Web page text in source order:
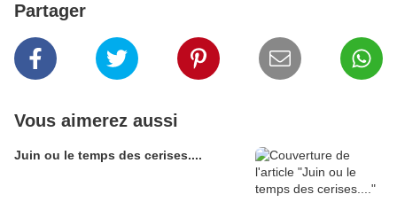
Partager
Vous aimerez aussi
Juin ou le temps des cerises....